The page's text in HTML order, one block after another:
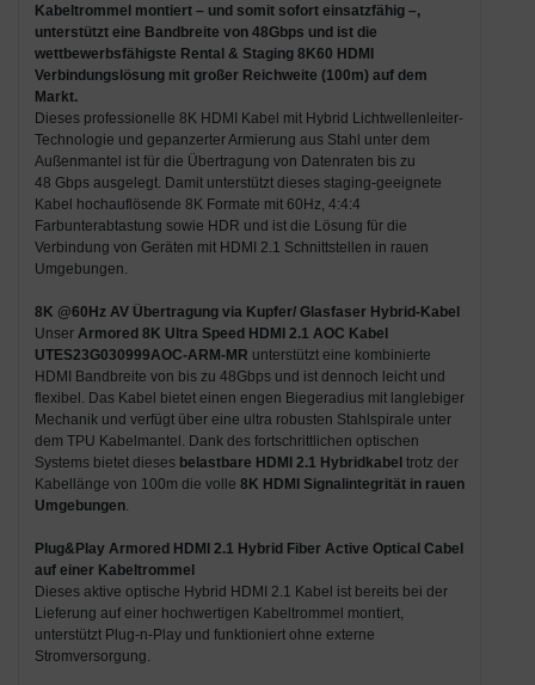
Kabeltrommel montiert – und somit sofort einsatzfähig –,
unterstützt eine Bandbreite von 48Gbps und ist die
wettbewerbsfähigste Rental & Staging 8K60 HDMI
Verbindungslösung mit großer Reichweite (100m)auf dem
Markt.
Dieses professionelle 8K HDMI Kabel mit Hybrid Lichtwellenleiter-
Technologie und gepanzerter Armierung aus Stahl unter dem
Außenmantel ist für die Übertragung von Datenraten bis zu
48 Gbps ausgelegt. Damit unterstützt dieses staging-geeignete
Kabel hochauflösende 8K Formate mit 60Hz, 4:4:4
Farbunterabtastung sowie HDR und ist die Lösung für die
Verbindung von Geräten mit HDMI 2.1 Schnittstellen in rauen
Umgebungen.
8K @60Hz AV Übertragung via Kupfer/ Glasfaser Hybrid-Kabel
Unser Armored 8K Ultra Speed HDMI 2.1 AOC Kabel
UTES23G030999AOC-ARM-MR unterstützt eine kombinierte
HDMI Bandbreite von bis zu 48Gbps und ist dennoch leicht und
flexibel. Das Kabel bietet einen engen Biegeradius mit langlebiger
Mechanik und verfügt über eine ultra robusten Stahlspirale unter
dem TPU Kabelmantel. Dank des fortschrittlichen optischen
Systems bietet dieses belastbare HDMI 2.1 Hybridkabel trotz der
Kabellänge von 100m die volle 8K HDMI Signalintegrität in rauen
Umgebungen.
Plug&Play Armored HDMI 2.1 Hybrid Fiber Active Optical Cabel
auf einer Kabeltrommel
Dieses aktive optische Hybrid HDMI 2.1 Kabel ist bereits bei der
Lieferung auf einer hochwertigen Kabeltrommel montiert,
unterstützt Plug-n-Play und funktioniert ohne externe
Stromversorgung.